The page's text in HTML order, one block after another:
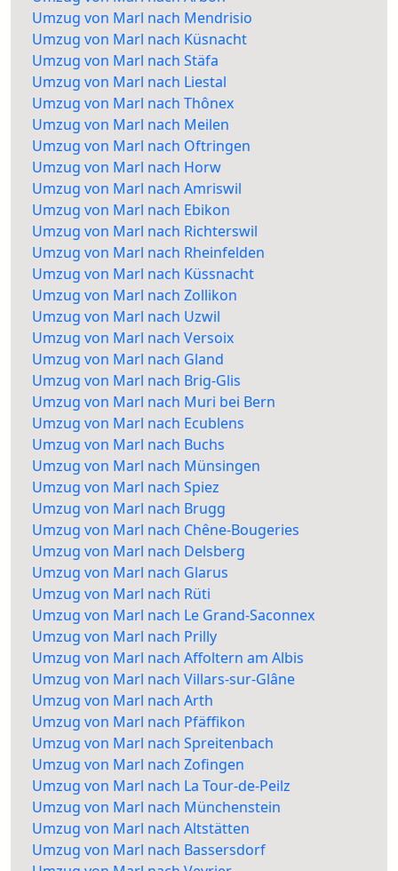
Umzug von Marl nach Mendrisio
Umzug von Marl nach Küsnacht
Umzug von Marl nach Stäfa
Umzug von Marl nach Liestal
Umzug von Marl nach Thônex
Umzug von Marl nach Meilen
Umzug von Marl nach Oftringen
Umzug von Marl nach Horw
Umzug von Marl nach Amriswil
Umzug von Marl nach Ebikon
Umzug von Marl nach Richterswil
Umzug von Marl nach Rheinfelden
Umzug von Marl nach Küssnacht
Umzug von Marl nach Zollikon
Umzug von Marl nach Uzwil
Umzug von Marl nach Versoix
Umzug von Marl nach Gland
Umzug von Marl nach Brig-Glis
Umzug von Marl nach Muri bei Bern
Umzug von Marl nach Ecublens
Umzug von Marl nach Buchs
Umzug von Marl nach Münsingen
Umzug von Marl nach Spiez
Umzug von Marl nach Brugg
Umzug von Marl nach Chêne-Bougeries
Umzug von Marl nach Delsberg
Umzug von Marl nach Glarus
Umzug von Marl nach Rüti
Umzug von Marl nach Le Grand-Saconnex
Umzug von Marl nach Prilly
Umzug von Marl nach Affoltern am Albis
Umzug von Marl nach Villars-sur-Glâne
Umzug von Marl nach Arth
Umzug von Marl nach Pfäffikon
Umzug von Marl nach Spreitenbach
Umzug von Marl nach Zofingen
Umzug von Marl nach La Tour-de-Peilz
Umzug von Marl nach Münchenstein
Umzug von Marl nach Altstätten
Umzug von Marl nach Bassersdorf